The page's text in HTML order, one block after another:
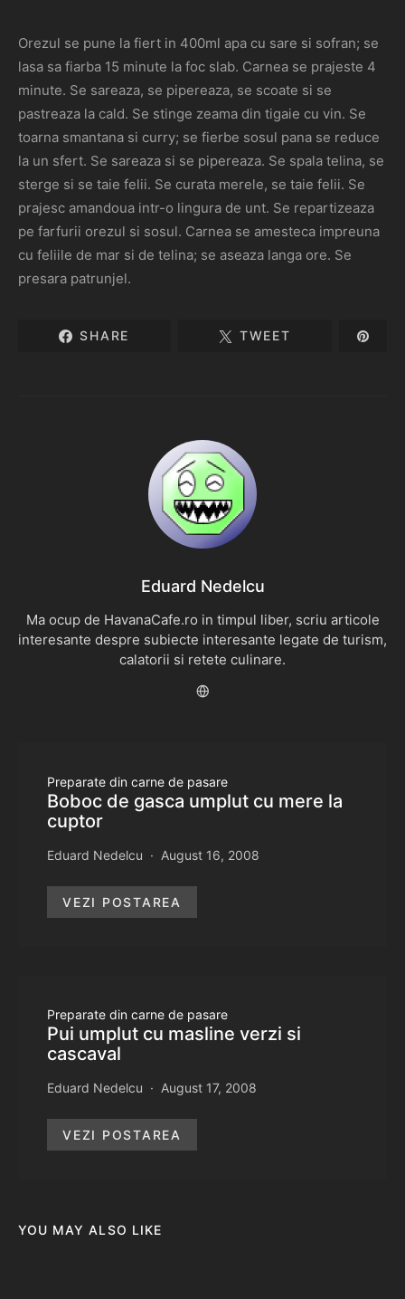
Orezul se pune la fiert in 400ml apa cu sare si sofran; se
lasa sa fiarba 15 minute la foc slab. Carnea se prajeste 4
minute. Se sareaza, se pipereaza, se scoate si se
pastreaza la cald. Se stinge zeama din tigaie cu vin. Se
toarna smantana si curry; se fierbe sosul pana se reduce
la un sfert. Se sareaza si se pipereaza. Se spala telina, se
sterge si se taie felii. Se curata merele, se taie felii. Se
prajesc amandoua intr-o lingura de unt. Se repartizeaza
pe farfurii orezul si sosul. Carnea se amesteca impreuna
cu feliile de mar si de telina; se aseaza langa ore. Se
presara patrunjel.
SHARE TWEET
Eduard Nedelcu
Ma ocup de HavanaCafe.ro in timpul liber, scriu articole
interesante despre subiecte interesante legate de turism,
calatorii si retete culinare.
Preparate din carne de pasare
Boboc de gasca umplut cu mere la
cuptor
Eduard Nedelcu August 16, 2008
VEZI POSTAREA
Preparate din carne de pasare
Pui umplut cu masline verzi si
cascaval
Eduard Nedelcu August 17, 2008
VEZI POSTAREA
YOU MAY ALSO LIKE